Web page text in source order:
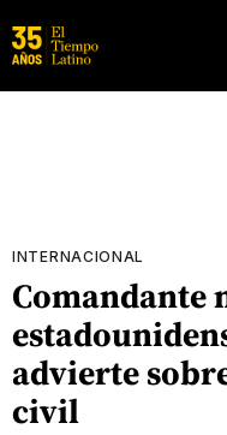
INTERNACIONAL
advierte
civil